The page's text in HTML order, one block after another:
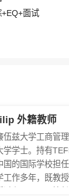
面试
外籍教师
伍兹大学工商管
学学士。持有
国的国际学校担
工作多年，既教